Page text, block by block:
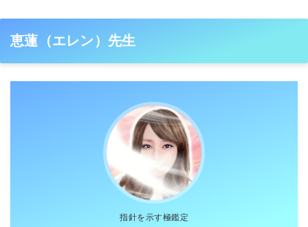
恵蓮（エレン）先生
指針を示す極鑑定